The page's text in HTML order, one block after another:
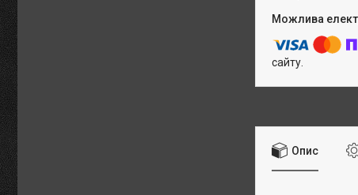
сайту.
Опис